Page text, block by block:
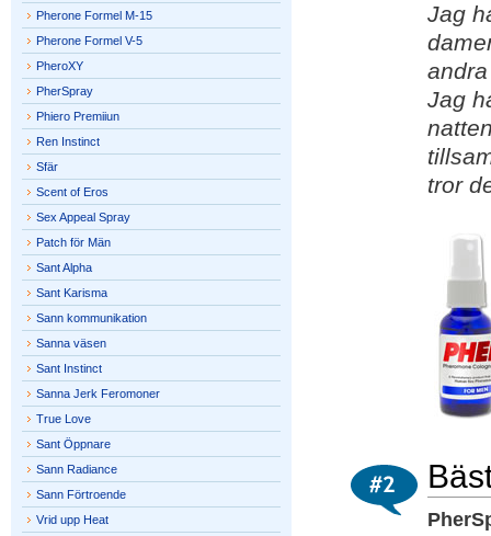
Jag
Jag
tror
Pherone Formel M-15
Pherone Formel V-5
PheroXY
PherSpray
Phiero Premiiun
Ren Instinct
Sfär
Scent of Eros
Sex Appeal Spray
Patch för Män
Sant Alpha
Sant Karisma
Sann kommunikation
Sanna väsen
Sant Instinct
Sanna Jerk Feromoner
True Love
Sant Öppnare
Sann Radiance
Sann Förtroende
Vrid upp Heat